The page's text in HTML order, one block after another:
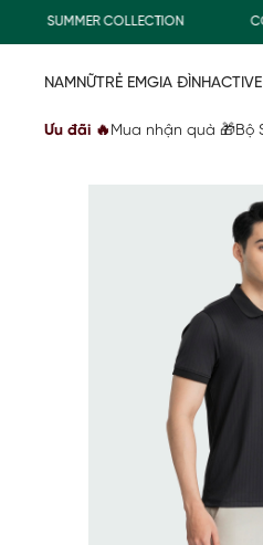
SUMMER COLLECTION
NAMNỮTRẺ EMGIA ĐÌNHACTIVE
Ưu đãi 🔥 Mua nhận quà 🎁Bộ